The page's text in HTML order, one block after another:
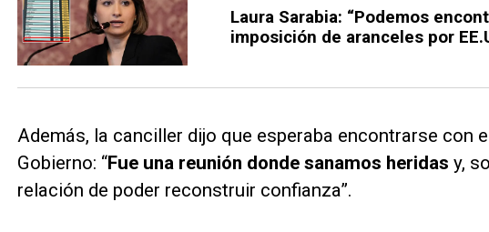
Laura Sarabia: “Podemos
imposición de aranceles por
Además, la canciller dijo que esperaba encontrarse con
Gobierno: “Fue una reunión donde sanamos heridas y,
relación de poder reconstruir confianza”.